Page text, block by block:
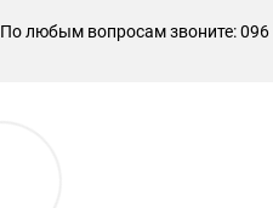
По любым вопросам звоните: 096